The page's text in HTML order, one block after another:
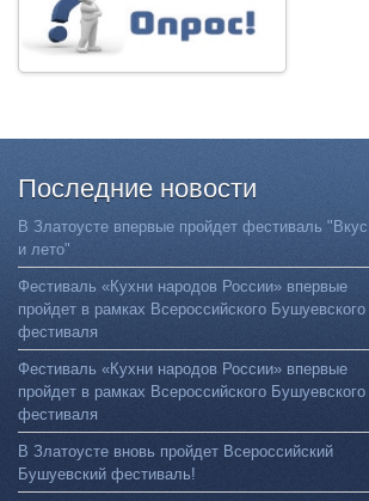
Последние новости
В Златоусте впервые пройдет фестиваль "Вкус
и лето"
Фестиваль «Кухни народов России» впервые
пройдет в рамках Всероссийского Бушуевского
фестиваля
Фестиваль «Кухни народов России» впервые
пройдет в рамках Всероссийского Бушуевского
фестиваля
В Златоусте вновь пройдет Всероссийский
Бушуевский фестиваль!